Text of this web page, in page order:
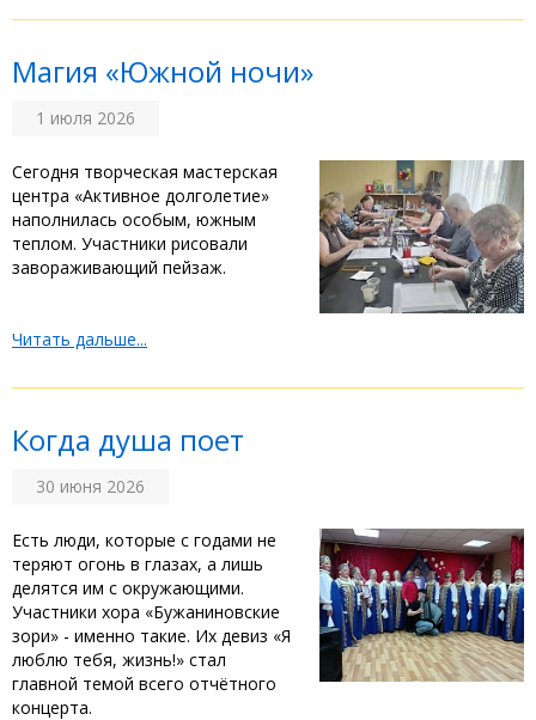
‎Магия «Южной ночи»
1 июля 2026
‎Сегодня творческая мастерская
центра «Активное долголетие»
наполнилась особым, южным
теплом. Участники рисовали
завораживающий пейзаж.
Читать дальше...
Когда душа поет
30 июня 2026
‎Есть люди, которые с годами не
теряют огонь в глазах, а лишь
делятся им с окружающими.
Участники хора «Бужаниновские
зори» - именно такие. Их девиз «Я
люблю тебя, жизнь!» стал
главной темой всего отчётного
концерта. ‎ ‎